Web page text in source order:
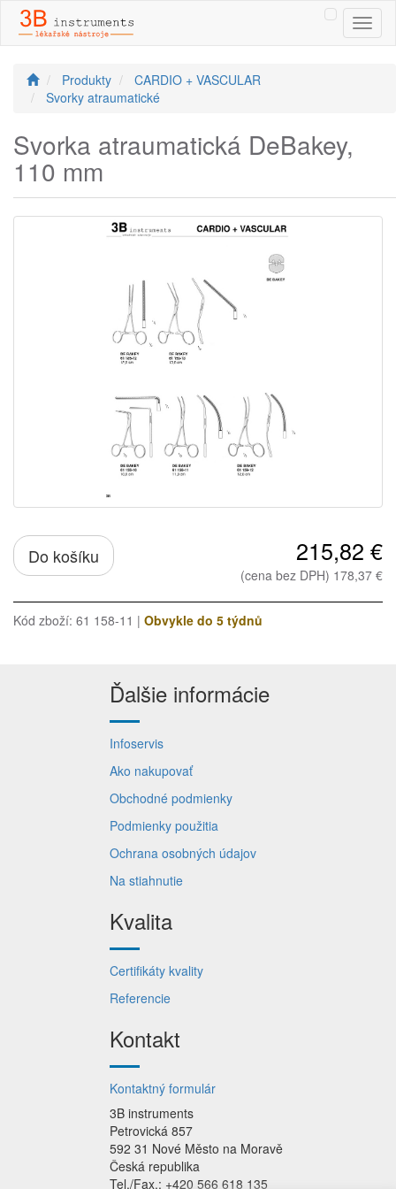
Produkty
CARDIO + VASCULAR
Svorky atraumatické
Svorka atraumatická DeBakey,
110 mm
Do košíku 215,82 €
(cena bez DPH) 178,37 €
Kód zboží: 61 158-11 | Obvykle do 5 týdnů
Ďalšie informácie
Infoservis
Ako nakupovať
Obchodné podmienky
Podmienky použitia
Ochrana osobných údajov
Na stiahnutie
Kvalita
Certifikáty kvality
Referencie
Kontakt
Kontaktný formulár
3B instruments
Petrovická 857
592 31 Nové Město na Moravě
Česká republika
Tel./Fax.: +420 566 618 135